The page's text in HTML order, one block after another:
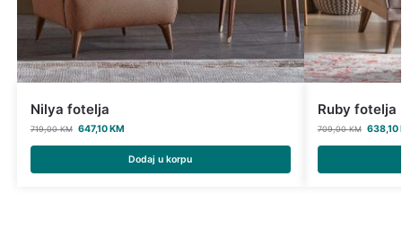
Nilya fotelja
719,00KM 647,10KM
Dodaj u korpu
Ruby fotelja
709,00KM 638,10